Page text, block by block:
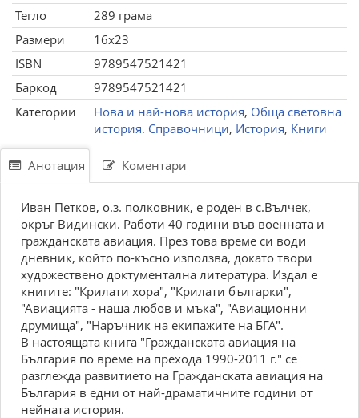
Тегло
289 грама
Размери
16x23
ISBN
9789547521421
Баркод
9789547521421
Категории
Нова и най-нова история, Обща световна
история. Справочници, История, Книги
Анотация Коментари
Иван Петков, о.з. полковник, е роден в с.Вълчек,
окръг Видински. Работи 40 години във военната и
гражданската авиация. През това време си води
дневник, който по-късно използва, докато твори
художествено доктументална литература. Издал е
книгите: "Крилати хора", "Крилати българки",
"Авиацията - наша любов и мъка", "Авиационни
друмища", "Наръчник на екипажите на БГА".
В настоящата книга "Гражданската авиация на
България по време на прехода 1990-2011 г." се
разглежда развитието на Гражданската авиация на
България в едни от най-драматичните години от
нейната история.